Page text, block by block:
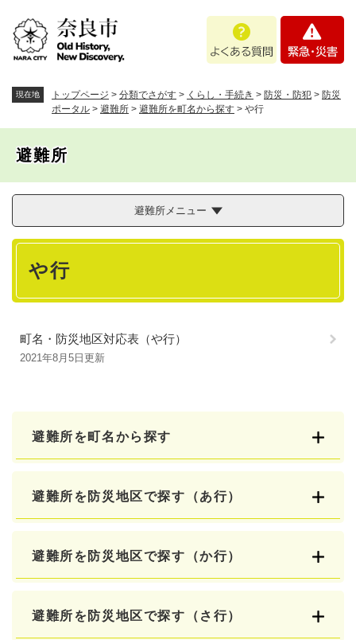
あ
問
・
現在地 トップページ > 分類でさがす > くらし・手続き > 防災・防犯 > 防災
ポータル > 避難所 > 避難所を町名から探す > や行
避難所
避難所メニュー
本
や行
町名・防災地区対応表（や行）
2021年8月5日更新
避難所を町名から探す
避難所を防災地区で探す（あ行）
避難所を防災地区で探す（か行）
避難所を防災地区で探す（さ行）